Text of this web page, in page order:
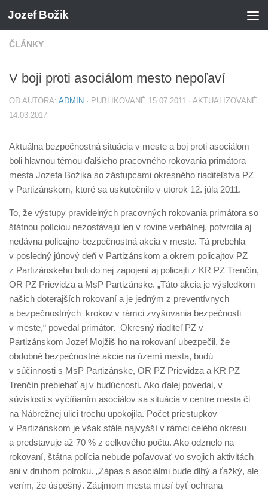
Preskočiť na obsah
Jozef Božik
ČLÁNKY
V boji proti asociálom mesto nepoľaví
OD AUTORA: ADMIN · PUBLIKOVANÉ 15.07.2011 · AKTUALIZOVANÉ
14.03.2017
Aktuálna bezpečnostná situácia v meste a boj proti asociálom
boli hlavnou témou ďalšieho pracovného rokovania primátora
mesta Jozefa Božika so zástupcami okresného riaditeľstva PZ
v Partizánskom, ktoré sa uskutočnilo v utorok 12. júla 2011.
To, že výstupy pravidelných pracovných rokovania primátora so
štátnou políciou nezostávajú len v rovine verbálnej, potvrdila aj
nedávna policajno-bezpečnostná akcia v meste. Tá prebehla
v posledný júnový deň v Partizánskom a okrem policajtov PZ
z Partizánskeho boli do nej zapojení aj policajti z KR PZ Trenčín,
OR PZ Prievidza a MsP Partizánske. „Táto akcia je výsledkom
našich doterajších rokovaní a je jedným z preventívnych
a bezpečnostných krokov v rámci zvyšovania bezpečnosti
v meste,“ povedal primátor. Okresný riaditeľ PZ v
Partizánskom Jozef Mojžiš ho na rokovaní ubezpečil, že
obdobné bezpečnostné akcie na území mesta, budú
v súčinnosti s MsP Partizánske, OR PZ Prievidza a KR PZ
Trenčín prebiehať aj v budúcnosti. Ako ďalej povedal, v
súvislosti s vyčíňaním asociálov sa situácia v centre mesta či
na Nábrežnej ulici trochu upokojila. Počet priestupkov
v Partizánskom je však stále najvyšší v rámci celého okresu
a predstavuje až 70 % z celkového počtu. Ako odznelo na
rokovaní, štátna polícia nebude poľavovať vo svojich aktivitách
ani v druhom polroku. „Zápas s asociálmi bude dlhý a ťažký, ale
verím, že úspešný. Záujmom mesta musí byť ochrana